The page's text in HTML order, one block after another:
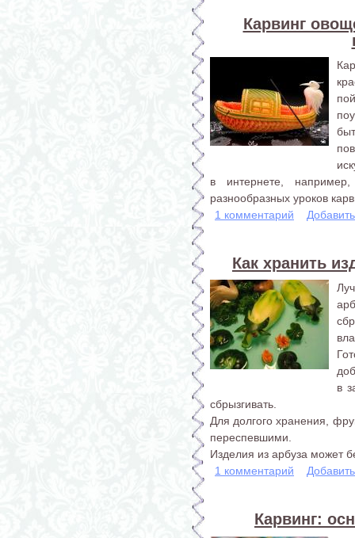
Карвинг
в интернете,
разнообразных уроков
1 комментарий
Как хранить
в
сбрызгивать.
Для долгого хранения,
переспевшими.
Изделия из арбуза может
1 комментарий
Карвинг: